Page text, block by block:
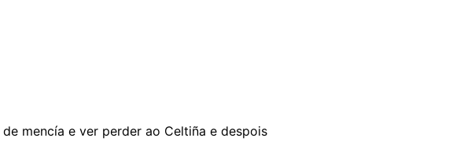
mencía e ver perder ao Celtiña e despois